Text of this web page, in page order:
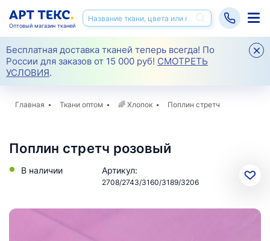
Бесплатная доставка тканей теперь всегда! По
России для заказов от 15 000 руб! СМОТРЕТЬ
УСЛОВИЯ.
Оптовый магазин тканей
Главная Ткани оптом 🌈 Хлопок Поплин стретч
Поплин стретч розовый
В наличии Артикул:
2708/2743/3160/3189/3206